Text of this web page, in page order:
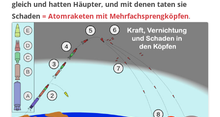
gleich und hatten Häupter, und mit denen taten sie
Schaden = Atomraketen mit Mehrfachsprengköpfen.